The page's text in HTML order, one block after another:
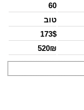
60
טוב
173$
520₪